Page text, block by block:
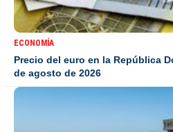
ECONOMÍA
Precio del euro en la República
de agosto de 2026